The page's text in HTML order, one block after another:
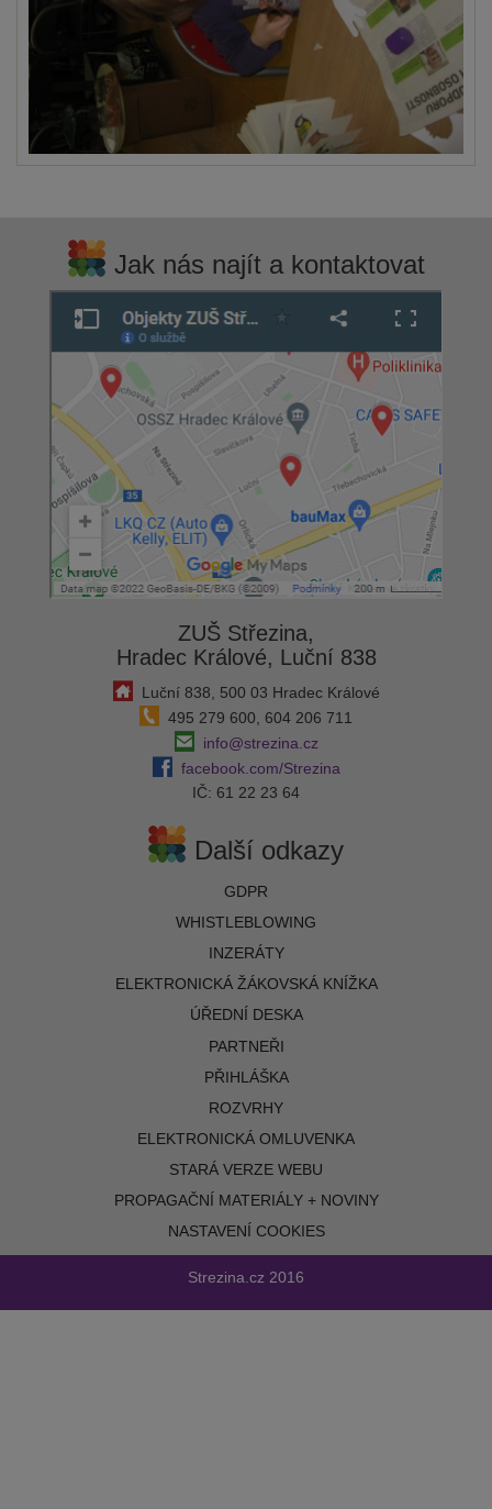
Jak nás najít a kontaktovat
ZUŠ Střezina,
Hradec Králové, Luční 838
Luční 838, 500 03 Hradec Králové
495 279 600, 604 206 711
info@strezina.cz
facebook.com/Strezina
IČ: 61 22 23 64
Další odkazy
GDPR
WHISTLEBLOWING
INZERÁTY
ELEKTRONICKÁ ŽÁKOVSKÁ KNÍŽKA
ÚŘEDNÍ DESKA
PARTNEŘI
PŘIHLÁŠKA
ROZVRHY
ELEKTRONICKÁ OMLUVENKA
STARÁ VERZE WEBU
PROPAGAČNÍ MATERIÁLY + NOVINY
NASTAVENÍ COOKIES
Strezina.cz 2016